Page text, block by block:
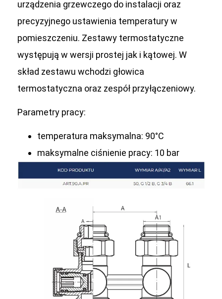
urządzenia grzewczego do instalacji oraz
precyzyjnego ustawienia temperatury w
pomieszczeniu. Zestawy termostatyczne
występują w wersji prostej jak i kątowej. W
skład zestawu wchodzi głowica
termostatyczna oraz zespół przyłączeniowy.
Parametry pracy:
temperatura maksymalna: 90°C
maksymalne ciśnienie pracy: 10 bar